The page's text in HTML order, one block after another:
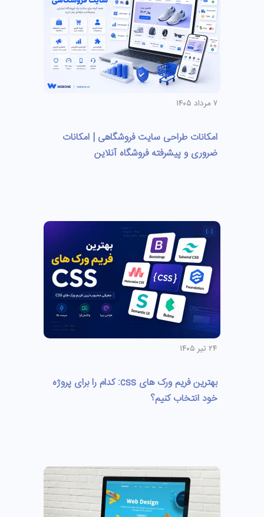
۷ مرداد ۱۴۰۵
امکانات طراحی سایت فروشگاهی | امکانات
ضروری و پیشرفته فروشگاه آنلاین
۲۴ تیر ۱۴۰۵
بهترین فریم ورک های css: کدام را برای پروژه
خود انتخاب کنیم؟